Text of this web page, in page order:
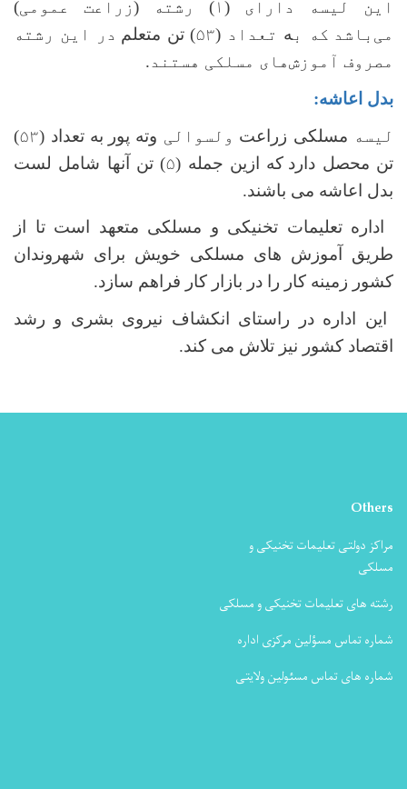
این لیسه دارای (۱) رشته (زراعت عمومی)
می‌باشد که به تعداد (۵۳) تن متعلم در این رشته‌
مصروف آموزش‌های مسلکی هستند.
بدل اعاشه:
لیسه مسلکی زراعت ولسوالی وته پور به تعداد (۵۳)
تن محصل دارد که ازین جمله (۵)
تن آنها شامل لست
بدل اعاشه می باشند.
اداره تعلیمات تخنیکی و مسلکی متعهد است تا از
طریق آموزش های مسلکی خویش برای شهروندان
کشور زمینه کار را در بازار کار فراهم سازد.
این اداره در راستای انکشاف نیروی بشری و رشد
اقتصاد کشور نیز تلاش می کند.
Others
مراکز دولتی تعلیمات تخنیکی و
مسلکی
رشته های تعلیمات تخنیکی و مسلکی
شماره تماس مسؤلین مرکزی اداره
شماره های تماس مسئولین ولایتی